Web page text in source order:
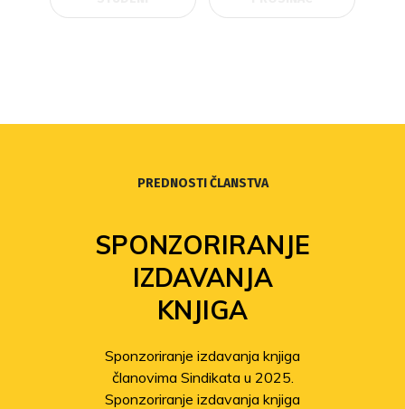
PREDNOSTI ČLANSTVA
SPONZORIRANJE
IZDAVANJA
KNJIGA
Sponzoriranje izdavanja knjiga
članovima Sindikata u 2025.
Sponzoriranje izdavanja knjiga